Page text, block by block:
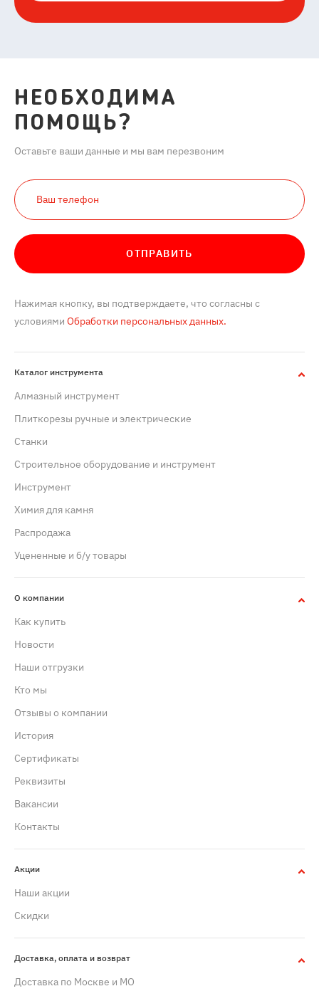
НЕОБХОДИМА
ПОМОЩЬ?
Оставьте ваши данные и мы вам перезвоним
ОТПРАВИТЬ
Нажимая кнопку, вы подтверждаете, что согласны с
условиями Обработки персональных данных.
Каталог инструмента
Алмазный инструмент
Плиткорезы ручные и электрические
Станки
Строительное оборудование и инструмент
Инструмент
Химия для камня
Распродажа
Уцененные и б/у товары
О компании
Как купить
Новости
Наши отгрузки
Кто мы
Отзывы о компании
История
Сертификаты
Реквизиты
Вакансии
Контакты
Акции
Наши акции
Скидки
Доставка, оплата и возврат
Доставка по Москве и МО